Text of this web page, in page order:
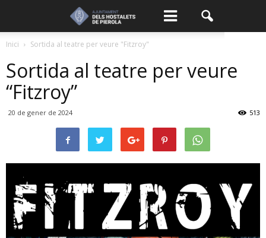
Inici Sortida al teatre per veure "Fitzroy"
Sortida al teatre per veure
“Fitzroy”
20 de gener de 2024 513